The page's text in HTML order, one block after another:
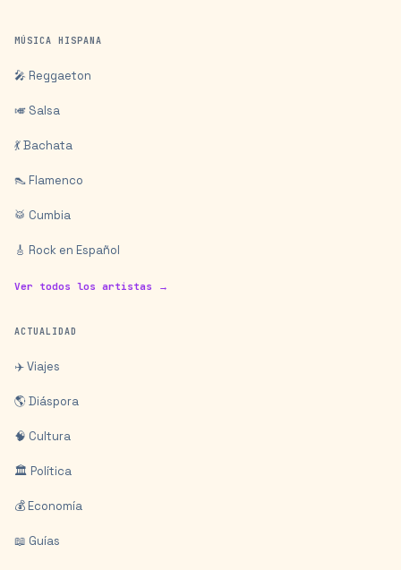
MÚSICA HISPANA
🎤 Reggaeton
🎺 Salsa
💃 Bachata
👠 Flamenco
🥁 Cumbia
🎸 Rock en Español
Ver todos los artistas →
ACTUALIDAD
✈️ Viajes
🌎 Diáspora
🧠 Cultura
🏛️ Política
💰 Economía
📖 Guías